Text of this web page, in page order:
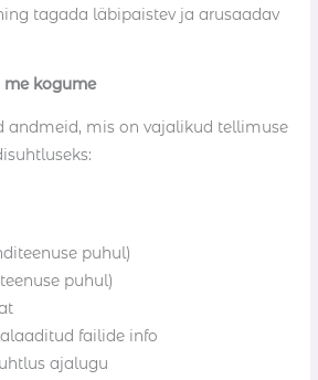
tagada läbipaistev ja arusaadav
me kogume
andmeid, mis on vajalikud tellimuse
puhul)
puhul)
failide info
ajalugu